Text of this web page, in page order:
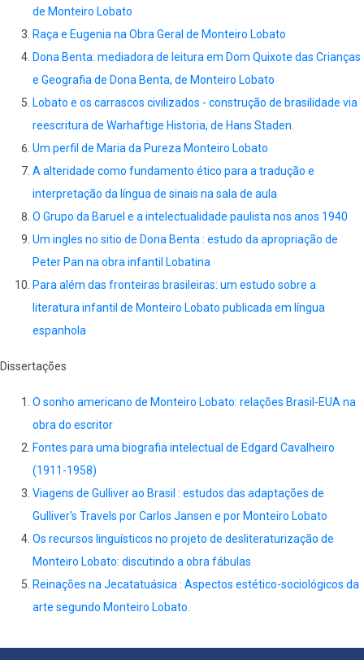
de Monteiro Lobato
Raça e Eugenia na Obra Geral de Monteiro Lobato
Dona Benta: mediadora de leitura em Dom Quixote das Crianças
e Geografia de Dona Benta, de Monteiro Lobato
Lobato e os carrascos civilizados - construção de brasilidade via
reescritura de Warhaftige Historia, de Hans Staden.
Um perfil de Maria da Pureza Monteiro Lobato
A alteridade como fundamento ético para a tradução e
interpretação da língua de sinais na sala de aula
O Grupo da Baruel e a intelectualidade paulista nos anos 1940
Um ingles no sitio de Dona Benta : estudo da apropriação de
Peter Pan na obra infantil Lobatina
Para além das fronteiras brasileiras: um estudo sobre a
literatura infantil de Monteiro Lobato publicada em língua
espanhola
Dissertações
O sonho americano de Monteiro Lobato: relações Brasil-EUA na
obra do escritor
Fontes para uma biografia intelectual de Edgard Cavalheiro
(1911-1958)
Viagens de Gulliver ao Brasil : estudos das adaptações de
Gulliver's Travels por Carlos Jansen e por Monteiro Lobato
Os recursos linguísticos no projeto de desliteraturização de
Monteiro Lobato: discutindo a obra fábulas
Reinações na Jecatatuásica : Aspectos estético-sociológicos da
arte segundo Monteiro Lobato.